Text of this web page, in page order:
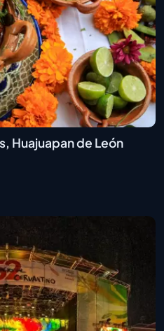
Huajuapan de León